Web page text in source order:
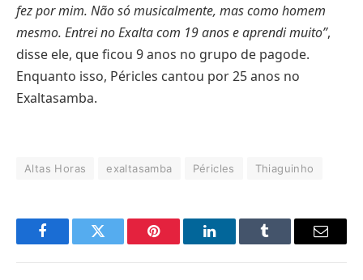
fez por mim. Não só musicalmente, mas como homem
mesmo. Entrei no Exalta com 19 anos e aprendi muito”,
disse ele, que ficou 9 anos no grupo de pagode.
Enquanto isso, Péricles cantou por 25 anos no
Exaltasamba.
Altas Horas exaltasamba Péricles Thiaguinho
FacebookTwitter Pinterest LinkedInTumblr
E-